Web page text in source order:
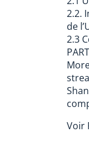
2.2.
de
2.3
Voir